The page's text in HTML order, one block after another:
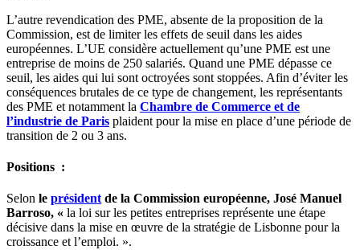
L’autre revendication des PME, absente de la proposition de la
Commission, est de limiter les effets de seuil dans les aides
européennes. L’UE considère actuellement qu’une PME est une
entreprise de moins de 250 salariés. Quand une PME dépasse ce
seuil, les aides qui lui sont octroyées sont stoppées. Afin d’éviter les
conséquences brutales de ce type de changement, les représentants
des PME et notamment la Chambre de Commerce et de
l’industrie de Paris plaident pour la mise en place d’une période de
transition de 2 ou 3 ans.
Positions :
Selon le président de la Commission européenne, José Manuel
Barroso, « la loi sur les petites entreprises représente une étape
décisive dans la mise en œuvre de la stratégie de Lisbonne pour la
croissance et l’emploi. ».